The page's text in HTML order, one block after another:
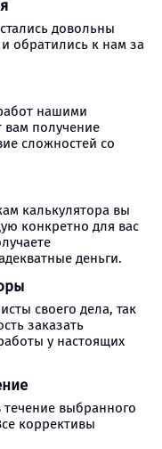
довольны
обратились к нам за
нашими
вам получение
сложностей со
калькулятора вы
конкретно для вас
деньги.
своего дела, так
заказать
у настоящих
выбранного
коррективы